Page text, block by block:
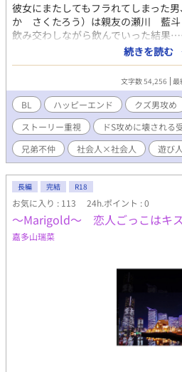
彼女にまたしてもフラれてしまった
か さくたろう）は親友の瀬川 藍
飲み交わしながら飲んでいった結果
てしまう。だが、藍斗はそんな親友
ラブラブしていた。 ふらつく足取り
しゃ物をどうしようかと考えている
人物は、藍斗とよく似ているが違っ
で……。 女にフラれやすい男と優しい
はっちゃけラブコメディBL！ 性描写
ます。ご注意ください！
続きを読む
文字数 54,256 最
BL ハッピーエンド クズ男攻め
ストーリー重視
ドS攻めに壊される
兄弟不仲
社会人×社会人 遊び
長編 完結 R18
お気に入り : 113 24h.ポイント : 0
〜Marigold〜 恋人ごっこはキ
嘉多山瑞菜